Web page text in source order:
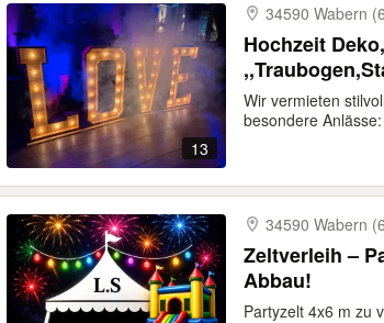
13
34590 Wabern
Hochzeit
Wir vermieten
besondere
34590 Wabern
Zeltverleih – Partyzelt zu
Abbau!
Partyzelt 4x6 m zu